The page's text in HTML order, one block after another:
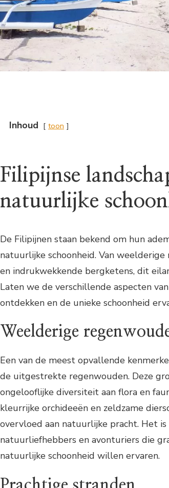
Inhoud toon
Filipijnse
natuurlijke
De Filipijnen staan bekend om hun
natuurlijke schoonheid. Van
en indrukwekkende bergketens, dit
Laten we de verschillende aspecten
ontdekken en de unieke schoonheid
Weelderige
Een van de meest opvallende
de uitgestrekte regenwouden. Deze
ongelooflijke diversiteit aan flora en
kleurrijke orchideeën en zeldzame
overvloed aan natuurlijke pracht. Het is
natuurliefhebbers en avonturiers die
natuurlijke schoonheid willen ervaren.